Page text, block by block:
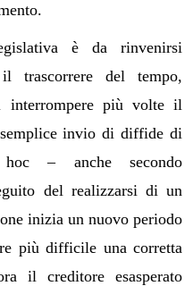
è da rinvenirsi
trascorrere del tempo,
interrompere più volte il
invio di diffide di
hoc – anche secondo
del realizzarsi di un
inizia un nuovo periodo
più difficile una corretta
il creditore esasperato